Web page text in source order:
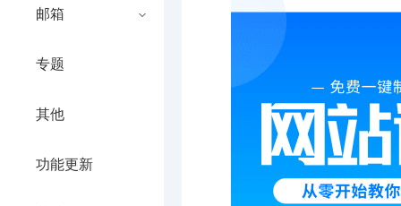
邮箱
专题
其他
功能更新